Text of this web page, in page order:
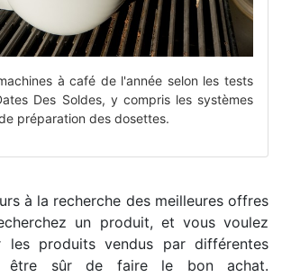
à café de l'année selon les tests
Des Soldes, y compris les systèmes
préparation des dosettes.
à la recherche des meilleures offres
un produit, et vous voulez
les produits vendus par différentes
être sûr de faire le bon achat.